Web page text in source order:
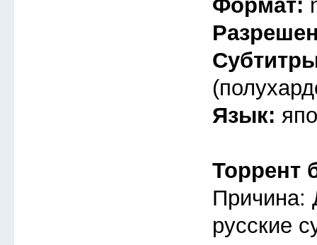
Формат:
Язык:
Торрент
Причина:
русские